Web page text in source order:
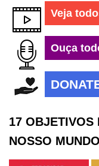
Veja
Ouça
17 OBJETIVOS
NOSSO MUNDO